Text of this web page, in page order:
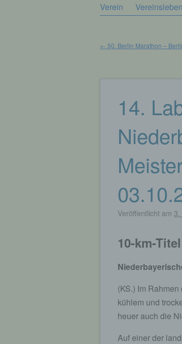
Zum
Verein Vereinsleben
← 50. Berlin Marathon –
14.
Veröffentlicht am
10-km-
(KS.) Im
kühlem und
heuer auch die
Auf einer der